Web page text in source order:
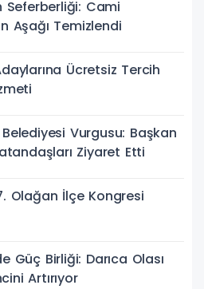
Seferberliği: Cami
Aşağı Temizlendi
Ücretsiz Tercih
Vurgusu: Başkan
Ziyaret Etti
Olağan İlçe Kongresi
Güç Birliği: Darıca Olası
Artırıyor